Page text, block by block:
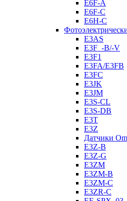
E6F-A
E6F-C
E6H-C
E3AS
E3F_-B/-V
E3F1
E3FA/E3FB
E3FC
E3JK
E3JM
E3S-CL
E3S-DB
E3T
E3Z
Датчики
E3Z-B
E3Z-G
E3ZM
E3ZM-B
E3ZM-C
E3ZR-C